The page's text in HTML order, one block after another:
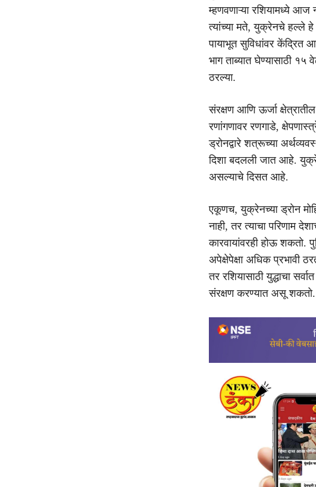
म्हणवणाऱ्या रशियामध्ये आज
त्यांच्या मते, युक्रेनचे हल्ले हे
पायाभूत सुविधांवर केंद्रित
भाग ताब्यात घेण्यासाठी
ठरल्या.
संरक्षण आणि ऊर्जा
रणांगणावर रणगाडे,
ड्रोनद्वारे शत्रूच्या
दिशा बदलली जात आहे.
असल्याचे दिसत आहे.
एकूणच, युक्रेनच्या ड्रोन
नाही, तर त्याचा परिणाम
कारवायांवरही होऊ शकतो.
अपेक्षेपेक्षा अधिक प्रभावी
तर रशियासाठी युद्धाचा
संरक्षण करण्यात असू शकतो.